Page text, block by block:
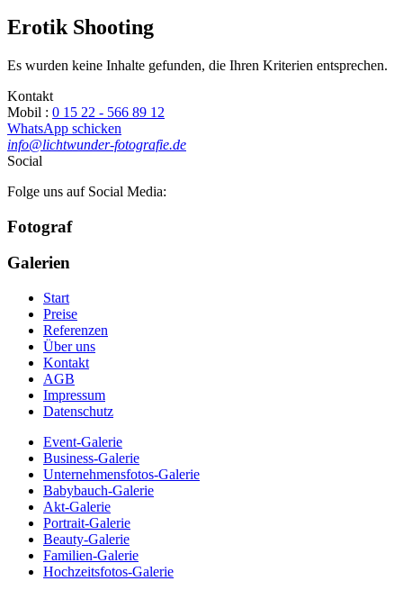
Erotik Shooting
Es wurden keine Inhalte gefunden, die Ihren Kriterien entsprechen.
Kontakt
Mobil : 0 15 22 - 566 89 12
WhatsApp schicken
info@lichtwunder-fotografie.de
Social
Folge uns auf Social Media:
Fotograf
Galerien
Start
Preise
Referenzen
Über uns
Kontakt
AGB
Impressum
Datenschutz
Event-Galerie
Business-Galerie
Unternehmensfotos-Galerie
Babybauch-Galerie
Akt-Galerie
Portrait-Galerie
Beauty-Galerie
Familien-Galerie
Hochzeitsfotos-Galerie